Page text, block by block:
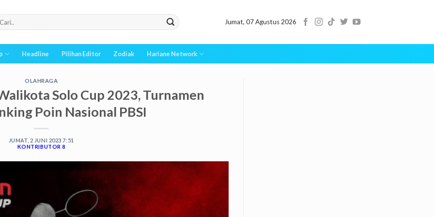
Jumat, 07 Agustus 2026
Headline Pilihan Editor Zodiak Hariane Network
OLAHRAGA
Solo Cup 2023, Turnamen
Poin Nasional PBSI
JUMAT, 2 JUNI 2023 7:51
KONTRIBUTOR 8